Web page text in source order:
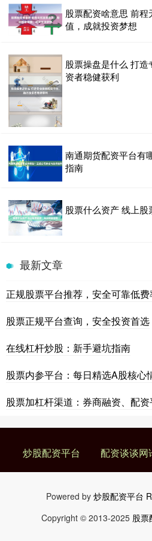
股票配资啥意思 前
值，成就投资梦想
股票操盘是什么 打
资者稳健获利
南通期货配资平台有
指南
股票什么资产 线上
最新文章
正规股票平台推荐，安全可靠低
股票正规平台查询，安全投资首选
在线杠杆炒股：新手避坑指南
股票内参平台：每日精选A股核心
股票加杠杆渠道：券商融资、配
炒股配资平台 配资谈谈网
Powered by 炒股配资平台
Copyright © 2013-2025 股票